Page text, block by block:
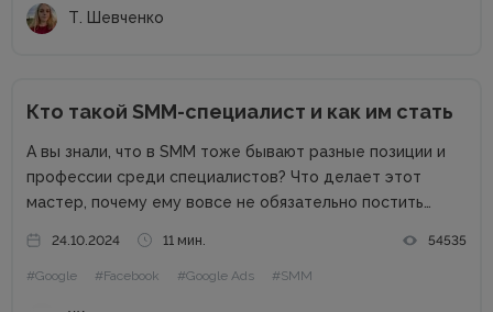
статистику и...
Т. Шевченко
Кто такой SMM-специалист и как им стать
А вы знали, что в SMM тоже бывают разные позиции и
профессии среди специалистов? Что делает этот
мастер, почему ему вовсе не обязательно постить
репутационную пользу и деньги? В рамках наших
публикаций...
24.10.2024 11 мин. 54535
#Google #Facebook #Google Ads #SMM